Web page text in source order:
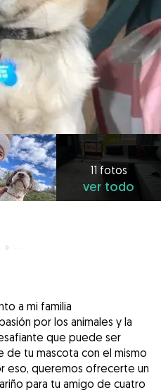
11 fotos
ver todo
» Cuidadores de perros en
a mi familia
por los animales y la
que puede ser
de tu mascota con el mismo
eso, queremos ofrecerte un
para tu amigo de cuatro